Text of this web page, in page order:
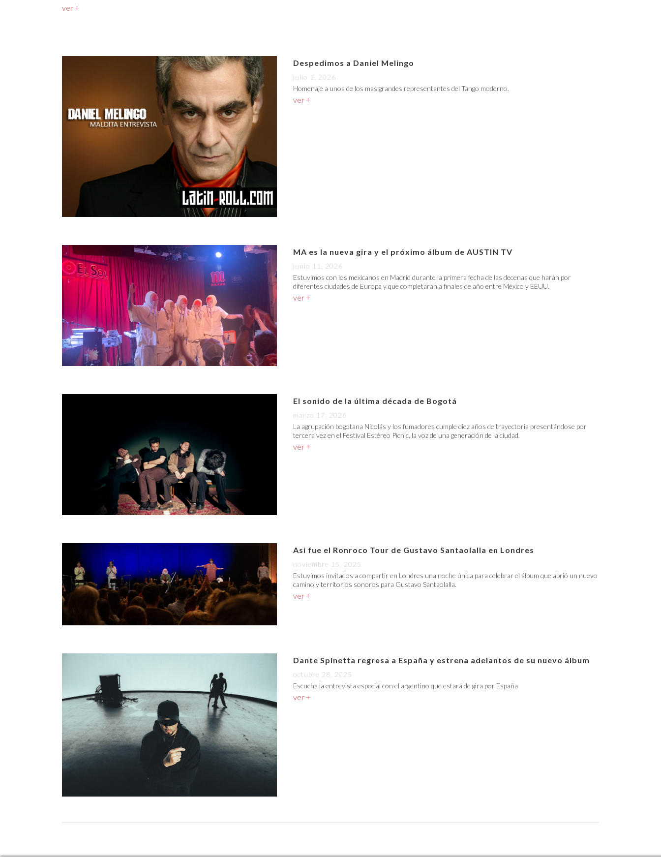
ver +
Despedimos a Daniel Melingo
julio 1, 2026
Homenaje a unos de los mas grandes representantes del Tango moderno.
ver +
MA es la nueva gira y el próximo álbum de AUSTIN TV
junio 11, 2026
Estuvimos con los mexicanos en Madrid durante la primera fecha de las decenas que harán por
diferentes ciudades de Europa y que completaran a finales de año entre México y EEUU.
ver +
El sonido de la última década de Bogotá
marzo 17, 2026
La agrupación bogotana Nicolás y los fumadores cumple diez años de trayectoria presentándose por
tercera vez en el Festival Estéreo Picnic, la voz de una generación de la ciudad.
ver +
Asi fue el Ronroco Tour de Gustavo Santaolalla en Londres
noviembre 15, 2025
Estuvimos invitados a compartir en Londres una noche única para celebrar el álbum que abrió un nuevo
camino y territorios sonoros para Gustavo Santaolalla.
ver +
Dante Spinetta regresa a España y estrena adelantos de su nuevo álbum
octubre 28, 2025
Escucha la entrevista especial con el argentino que estará de gira por España
ver +